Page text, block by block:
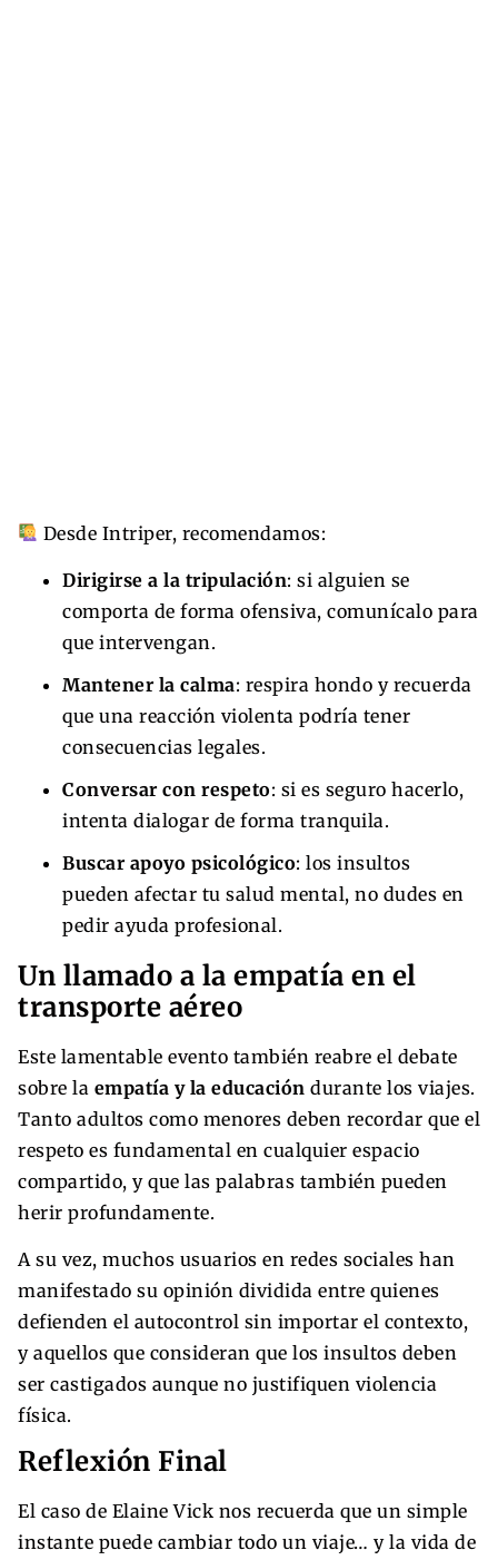
Desde Intriper, recomendamos:
Dirigirse a la tripulación: si alguien se
comporta de forma ofensiva, comunícalo para
que intervengan.
Mantener la calma: respira hondo y recuerda
que una reacción violenta podría tener
consecuencias legales.
Conversar con respeto: si es seguro hacerlo,
intenta dialogar de forma tranquila.
Buscar apoyo psicológico: los insultos
pueden afectar tu salud mental, no dudes en
pedir ayuda profesional.
Un llamado a la empatía en el
transporte aéreo
Este lamentable evento también reabre el debate
sobre la empatía y la educación durante los viajes.
Tanto adultos como menores deben recordar que el
respeto es fundamental en cualquier espacio
compartido, y que las palabras también pueden
herir profundamente.
A su vez, muchos usuarios en redes sociales han
manifestado su opinión dividida entre quienes
defienden el autocontrol sin importar el contexto,
y aquellos que consideran que los insultos deben
ser castigados aunque no justifiquen violencia
física.
Reflexión Final
El caso de Elaine Vick nos recuerda que un simple
instante puede cambiar todo un viaje… y la vida de